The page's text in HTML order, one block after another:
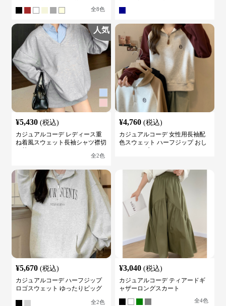
全8色
人気
¥5,430 (税込)
カジュアルコーデ レディース重
ね着風スウェット長袖シャツ襟切
全2色
¥4,760 (税込)
カジュアルコーデ 女性用長袖配
色スウェット ハーフジップ おし
¥5,670 (税込)
カジュアルコーデ ハーフジップ
ロゴスウェット ゆったりビッグ
全2色
¥3,040 (税込)
カジュアルコーデ ティアードギ
ャザーロングスカート
全4色